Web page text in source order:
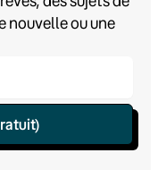
nouvelle ou une